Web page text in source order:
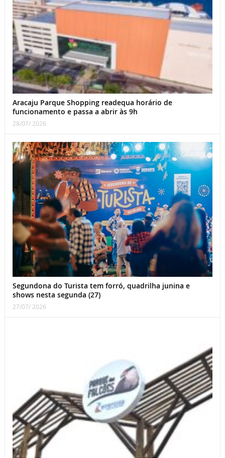
Aracaju Parque Shopping readequa horário de
funcionamento e passa a abrir às 9h
28/07/ 2026
Segundona do Turista tem forró, quadrilha junina e
shows nesta segunda (27)
27/07/ 2026